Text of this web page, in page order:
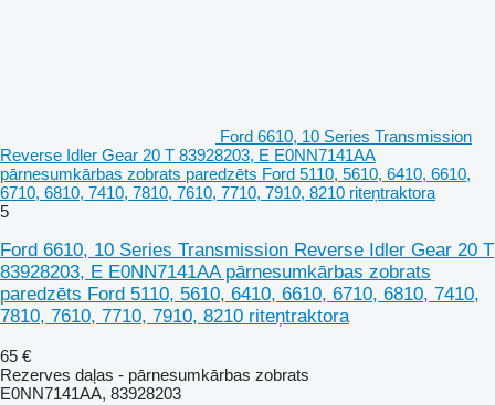
Ford 6610, 10 Series Transmission
Reverse Idler Gear 20 T 83928203, E E0NN7141AA
pārnesumkārbas zobrats paredzēts Ford 5110, 5610, 6410, 6610,
6710, 6810, 7410, 7810, 7610, 7710, 7910, 8210 riteņtraktora
5
Ford 6610, 10 Series Transmission Reverse Idler Gear 20 T
83928203, E E0NN7141AA pārnesumkārbas zobrats
paredzēts Ford 5110, 5610, 6410, 6610, 6710, 6810, 7410,
7810, 7610, 7710, 7910, 8210 riteņtraktora
65 €
Rezerves daļas - pārnesumkārbas zobrats
E0NN7141AA, 83928203